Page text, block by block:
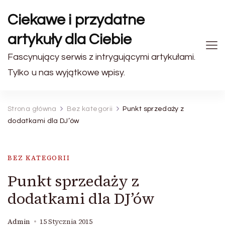
Ciekawe i przydatne
artykuły dla Ciebie
Fascynujący serwis z intrygującymi artykułami.
Tylko u nas wyjątkowe wpisy.
Strona główna Bez kategorii
Punkt sprzedaży z
dodatkami dla DJ’ów
BEZ KATEGORII
Punkt sprzedaży z
dodatkami dla DJ’ów
Admin 15 Stycznia 2015